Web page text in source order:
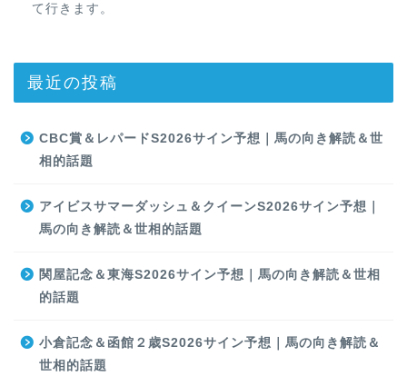
て行きます。
最近の投稿
CBC賞＆レパードS2026サイン予想｜馬の向き解読＆世
相的話題
アイビスサマーダッシュ＆クイーンS2026サイン予想｜
馬の向き解読＆世相的話題
関屋記念＆東海S2026サイン予想｜馬の向き解読＆世相
的話題
小倉記念＆函館２歳S2026サイン予想｜馬の向き解読＆
世相的話題